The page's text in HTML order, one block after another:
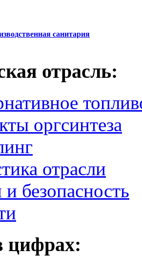
санитария
отрасль:
оргсинтеза
отрасли
безопасность
цифрах: